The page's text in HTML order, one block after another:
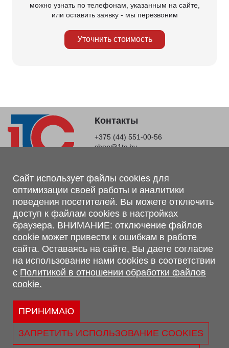
можно узнать по телефонам, указанным на сайте,
или оставить заявку - мы перезвоним
Уточнить стоимость
Контакты
+375 (44) 551-00-56
shop@1tc.by
Магазин, склад
г. Минск, Минский р-н, п. Привольный, ул. Мира, 20А,
223062
г. Брест, ул. Лейтенанта Рябцева, 108 В, 224701
Обращаем Ваше внимание, что вся предоставленная на сайте
информация, касающаяся комплектаций, технических
характеристик, цветовых сочетаний, а также стоимости и
сервисного обслуживания носит информационный характер и
не является публичной офертой, определяемой п.2 ст.407
Гражданского кодекса Республики Беларусь.
Политика обработки персональных данных
Политикой в отношении обработки файлов cookie.
Сайт использует файлы cookies для
оптимизации своей работы и аналитики
поведения посетителей. Вы можете отключить
доступ к файлам cookies в настройках
браузера. ВНИМАНИЕ: отключение файлов
cookie может привести к ошибкам в работе
сайта. Оставаясь на сайте, Вы даете согласие
на использование нами cookies в соответствии
с Политикой в отношении обработки файлов
cookie.
ПРИНИМАЮ
ЗАПРЕТИТЬ ИСПОЛЬЗОВАНИЕ COOKIES